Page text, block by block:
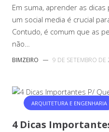
Em suma, aprender as
um social media é crucial
Contudo, é comum que as
não…
BIMZEIRO — 9 DE SETEMBRO DE
ARQUITETURA E ENGENHARIA
4 Dicas